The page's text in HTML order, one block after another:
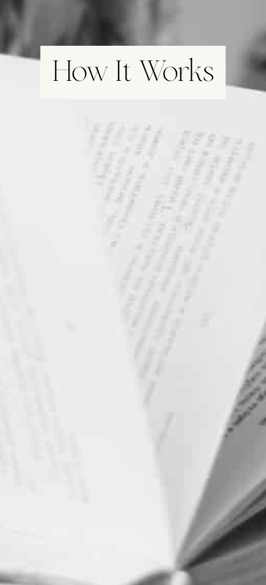
How It Works